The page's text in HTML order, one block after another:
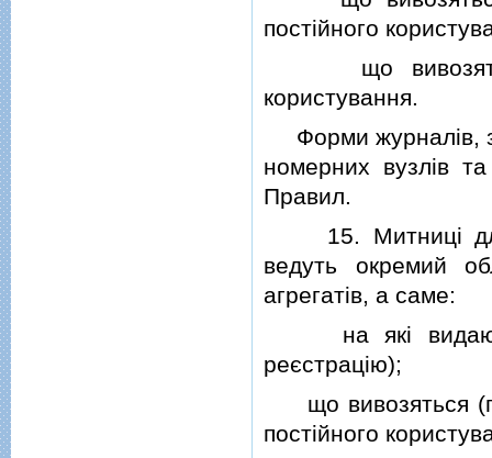
постiйного
що вивозяться
користування.
Форми журналiв,
номерних вузлiв
Правил.
15. Митницi для
ведуть окремий
агрегатiв, а саме:
на якi
реєстрацiю);
що вивозяться
постiйного